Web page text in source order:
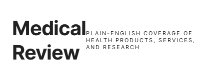
Medical
Review
PLAIN-ENGLISH COVERAGE OF
HEALTH PRODUCTS, SERVICES,
AND RESEARCH